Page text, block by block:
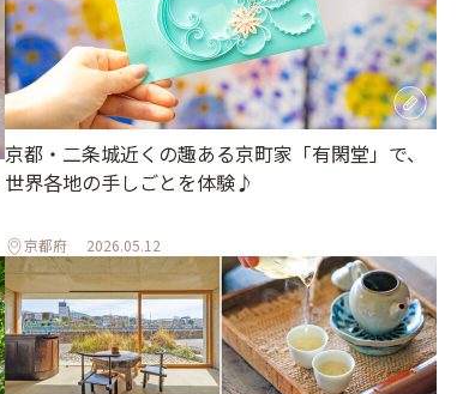
京都・二条城近くの趣ある京町家「有閑堂」で、
世界各地の手しごとを体験♪
京都府 2026.05.12